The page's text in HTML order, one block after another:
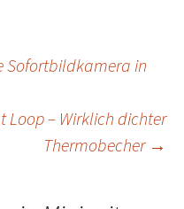
Sofortbildkamera in
Loop – Wirklich dichter
Thermobecher →